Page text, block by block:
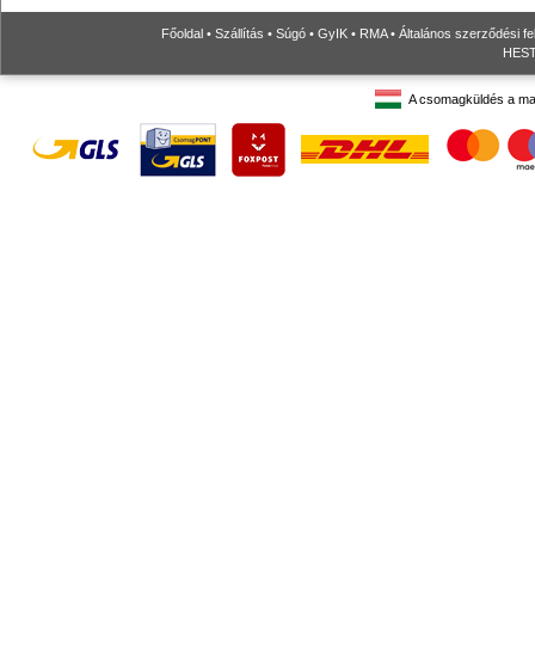
Főoldal • Szállítás • Súgó • GyIK • RMA• Általános szerződési
A csomagküldés a